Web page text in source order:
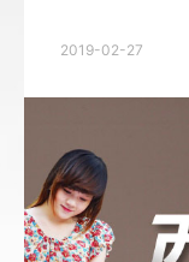
2019-02-27